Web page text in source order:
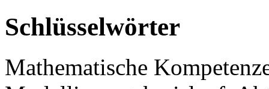
Schlüsselwörter
Mathematische